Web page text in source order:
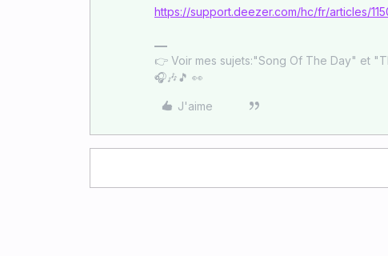
https://support.deezer.com/hc/fr/articles/
👉 Voir mes sujets:"Song Of The Day" et
🎧🎶🎵 👀
J'aime